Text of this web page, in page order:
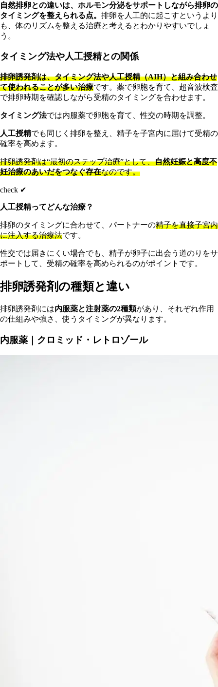
自然排卵との違いは、ホルモン分泌をサポートしながら排卵の
タイミングを整えられる点。 排卵を人工的に起こすというより
も、体のリズムを整える治療と考えるとわかりやすいでしょ
う。
タイミング法や人工授精との関係
排卵誘発剤は、タイミング法や人工授精（AIH）と組み合わせ
て使われることが多い治療です。薬で卵胞を育て、超音波検査
で排卵時期を確認しながら受精のタイミングを合わせます。
タイミング法では内服薬で卵胞を育て、性交の時期を調整。
人工授精でも同じく排卵を整え、精子を子宮内に届けて受精の
確率を高めます。
排卵誘発剤は“最初のステップ治療”として、自然妊娠と高度不
妊治療のあいだをつなぐ存在なのです。
check ✔︎
人工授精ってどんな治療？
排卵のタイミングに合わせて、パートナーの精子を直接子宮内
に注入する治療法です。
性交では届きにくい場合でも、精子が卵子に出会う道のりをサ
ポートして、受精の確率を高められるのがポイントです。
排卵誘発剤の種類と違い
排卵誘発剤には内服薬と注射薬の2種類があり、それぞれ作用
の仕組みや強さ、使うタイミングが異なります。
内服薬｜クロミッド・レトロゾール